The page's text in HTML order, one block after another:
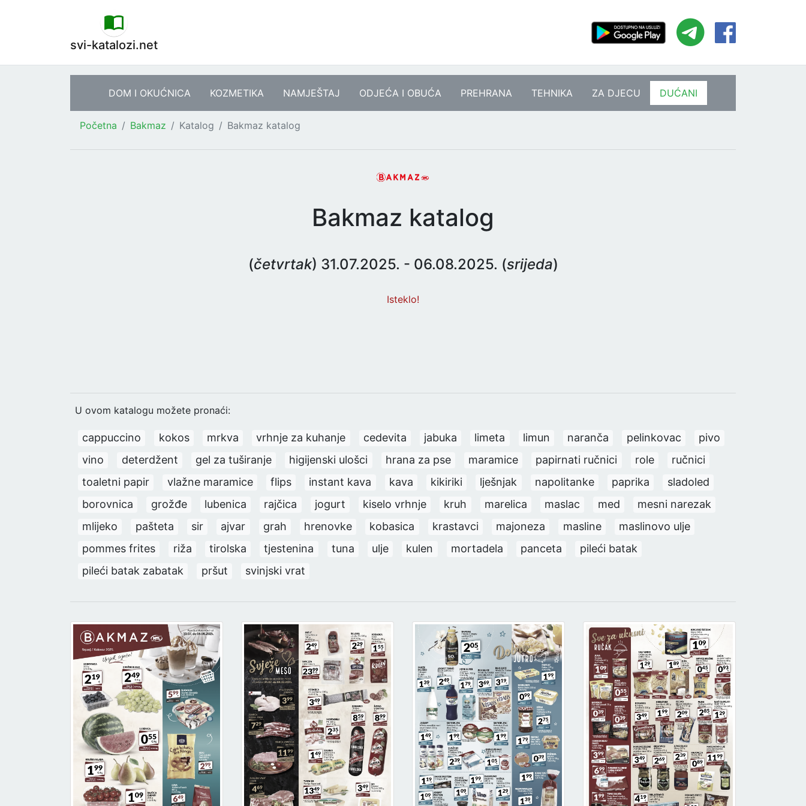
svi-katalozi.net
DOM I OKUĆNICA KOZMETIKA NAMJEŠTAJ ODJEĆA I OBUĆA PREHRANA TEHNIKA ZA DJECU DUĆANI
Početna Bakmaz Katalog Bakmaz katalog
Bakmaz katalog
(četvrtak) 31.07.2025. - 06.08.2025. (srijeda)
Isteklo!
U ovom katalogu možete pronaći:
cappuccino kokos mrkva vrhnje za kuhanje cedevita jabuka limeta limun naranča pelinkovac
pivo
vino
deterdžent gel za tuširanje higijenski ulošci hrana za pse maramice papirnati ručnici role
ručnici
toaletni papir
vlažne maramice flips instant kava kava kikiriki lješnjak napolitanke paprika
sladoled
borovnica
grožđe lubenica rajčica jogurt kiselo vrhnje kruh marelica maslac med
mesni narezak
mlijeko
pašteta sir ajvar grah hrenovke kobasica krastavci majoneza masline
maslinovo ulje
pommes frites
riža tirolska tjestenina tuna ulje kulen mortadela panceta
pileći batak
pileći batak zabatak
pršut svinjski vrat